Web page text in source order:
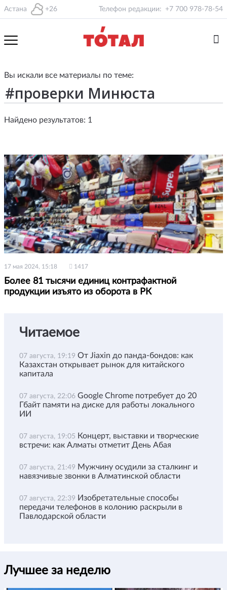
Астана +26 Телефон редакции: +7 700 978-78-54
Вы искали все материалы по теме:
Найдено результатов: 1
17 мая 2024, 15:18 1417
Более 81 тысячи единиц контрафактной
продукции изъято из оборота в РК
Читаемое
07 августа, 19:19 От Jiaxin до панда-бондов: как
Казахстан открывает рынок для китайского
капитала
07 августа, 22:06 Google Chrome потребует до 20
Гбайт памяти на диске для работы локального
ИИ
07 августа, 19:05 Концерт, выставки и творческие
встречи: как Алматы отметит День Абая
07 августа, 21:49 Мужчину осудили за сталкинг и
навязчивые звонки в Алматинской области
07 августа, 22:39 Изобретательные способы
передачи телефонов в колонию раскрыли в
Павлодарской области
Лучшее за неделю